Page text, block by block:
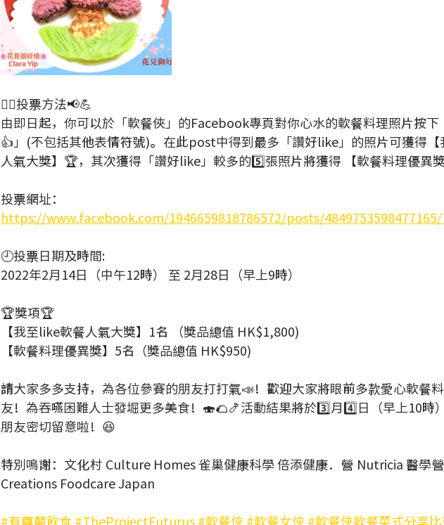
👉🏻投票方法📢💪
由即日起，你可以於「軟餐俠」的Facebook專頁對你心水的軟餐料理照片按下
👍」(不包括其他表情符號)。在此post中得到最多「讚好like」的照片可獲得
人氣大獎】🏆，其次獲得「讚好like」較多的5️⃣張照片將獲得 【軟餐料理優異獎
投票網址：
https://www.facebook.com/1946659818786572/posts/
🕘投票日期及時間:
2022年2月14日（中午12時） 至 2月28日（早上9時）
🏆獎項🏆
【我至like軟餐人氣大獎】1名 （獎品總值 HK$1,800)
【軟餐料理優異獎】5名（獎品總值 HK$950)
請大家多多支持，為各位參賽的朋友打打氣📣！歡迎大家將眼前多款愛心軟餐
友！為吞嚥困難人士發堀更多美食！🍣🌮🍤活動結果將於3️⃣月4️⃣日（早上10時
朋友密切留意啦！😆
特別鳴謝：文化村 Culture Homes 雀巢健康科學 倍添健康．營 Nutricia 醫學
Creations Foodcare Japan
#有尊嚴飲食#TheProjectFuturus#軟餐俠#軟餐女俠#軟餐俠軟餐菜式分享